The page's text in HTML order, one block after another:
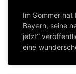
Im Sommer hat
Bayern, seine
jetzt“
eine